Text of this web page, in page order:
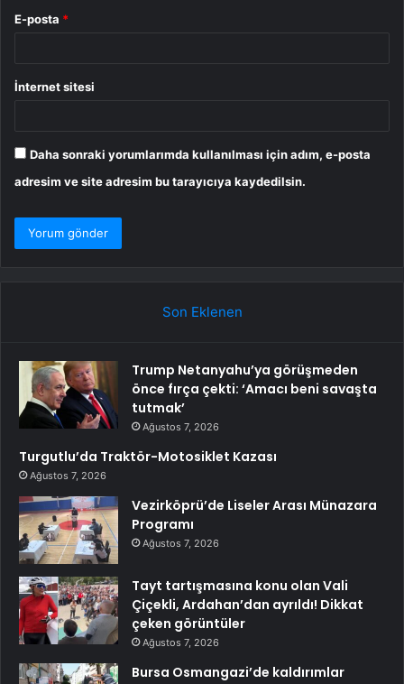
E-posta *
İnternet sitesi
Daha sonraki yorumlarımda kullanılması için adım, e-posta
adresim ve site adresim bu tarayıcıya kaydedilsin.
Son Eklenen
Trump Netanyahu’ya görüşmeden
önce fırça çekti: ‘Amacı beni savaşta
tutmak’
Ağustos 7, 2026
Turgutlu’da Traktör-Motosiklet Kazası
Ağustos 7, 2026
Vezirköprü’de Liseler Arası Münazara
Programı
Ağustos 7, 2026
Tayt tartışmasına konu olan Vali
Çiçekli, Ardahan’dan ayrıldı! Dikkat
çeken görüntüler
Ağustos 7, 2026
Bursa Osmangazi’de kaldırımlar